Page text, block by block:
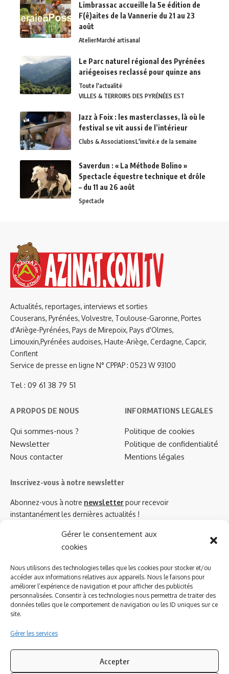
Gérer le consentement aux
cookies
Nous utilisons des technologies telles que les cookies pour stocker et/ou
accéder aux informations relatives aux appareils. Nous le faisons pour
améliorer l’expérience de navigation et pour afficher des publicités
personnalisées. Consentir à ces technologies nous permettra de traiter des
données telles que le comportement de navigation ou les ID uniques sur ce
site.
Gérer les services
Accepter
Limbrassac accueille la 5e édition de
F(ê)aites de la Vannerie du 21 au 23
août
AtelierMarché artisanal
Le Parc naturel régional des Pyrénées
ariégeoises reclassé pour quinze ans
Toute l'actualité
VILLES & TERROIRS DES PYRÉNÉES EST
Jazz à Foix : les masterclasses, là où le
festival se vit aussi de l’intérieur
Clubs & AssociationsL'invité.e de la semaine
Saverdun : « La Méthode Bolino »
Spectacle équestre technique et drôle
– du 11 au 26 août
Spectacle
Actualités, reportages, interviews et sorties
Couserans, Pyrénées, Volvestre, Toulouse-Garonne, Portes
d'Ariège-Pyrénées, Pays de Mirepoix, Pays d'Olmes,
Limouxin,Pyrénées audoises, Haute-Ariège, Cerdagne, Capcir,
Conflent
Service de presse en ligne N° CPPAP : 0523 W 93100
Tel : 09 61 38 79 51
A PROPOS DE NOUS
Qui sommes-nous ?
Newsletter
Nous contacter
INFORMATIONS LEGALES
Politique de cookies
Politique de confidentialité
Mentions légales
Inscrivez-vous à notre newsletter
Abonnez-vous à notre newsletterpour recevoir
instantanément les dernières actualités !
Azinat.com TV soutient